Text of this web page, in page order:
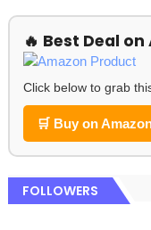
🔥 Best Deal
Click below to grab
🛒 Buy on
FOLLOWERS